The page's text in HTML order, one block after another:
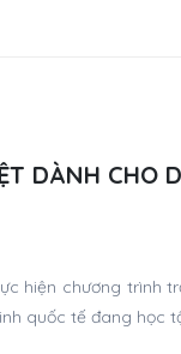
DÀNH CHO
hiện chương trình
quốc tế đang học